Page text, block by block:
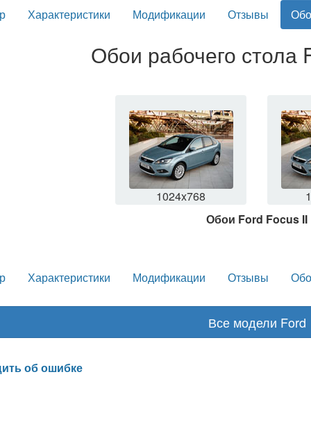
Характеристики Модификации Отзывы
Обои рабочего стола
1024x768
Обои Ford Focus II
Характеристики Модификации Отзывы
Все модели Ford
об ошибке